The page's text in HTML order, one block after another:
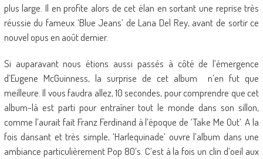
plus large. Il en profite alors de cet élan en sortant une reprise très
réussie du fameux ‘Blue Jeans’ de Lana Del Rey, avant de sortir ce
nouvel opus en août dernier.
Si auparavant nous étions aussi passés à côté de l’émergence
d’Eugene McGuinness, la surprise de cet album n’en fut que
meilleure. Il vous faudra allez, 10 secondes, pour comprendre que cet
album-là est parti pour entraîner tout le monde dans son sillon,
comme l’aurait fait Franz Ferdinand à l’époque de ‘Take Me Out’. A la
fois dansant et très simple, ‘Harlequinade’ ouvre l’album dans une
ambiance particulièrement Pop 80’s. C’est à la fois un clin d’oeil aux